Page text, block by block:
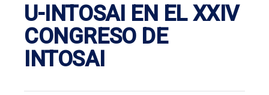
U-INTOSAI EN EL XXIV
CONGRESO DE
INTOSAI